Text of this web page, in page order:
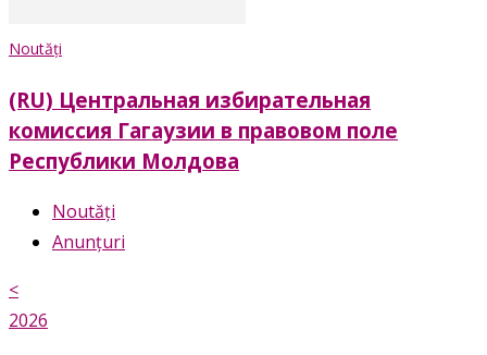
Noutăți
(RU) Центральная избирательная
комиссия Гагаузии в правовом поле
Республики Молдова
Noutăți
Anunțuri
<
2026